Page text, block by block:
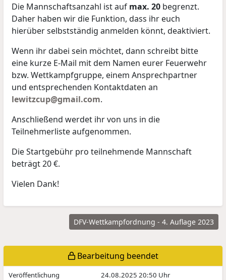
Die Mannschaftsanzahl ist auf max. 20 begrenzt.
Daher haben wir die Funktion, dass ihr euch
hierüber selbstständig anmelden könnt, deaktiviert.
Wenn ihr dabei sein möchtet, dann schreibt bitte
eine kurze E-Mail mit dem Namen eurer Feuerwehr
bzw. Wettkampfgruppe, einem Ansprechpartner
und entsprechenden Kontaktdaten an
lewitzcup@gmail.com.
Anschließend werdet ihr von uns in die
Teilnehmerliste aufgenommen.
Die Startgebühr pro teilnehmende Mannschaft
beträgt 20 €.
Vielen Dank!
DFV-Wettkampfordnung - 4. Auflage 2023
Bearbeitung beendet
Veröffentlichung 24.08.2025 20:50 Uhr